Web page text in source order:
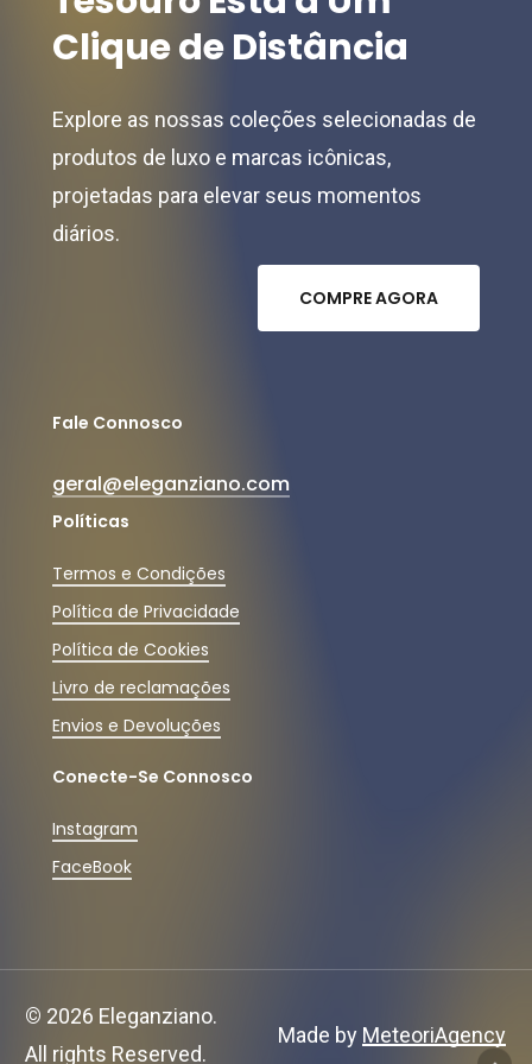
Ver Carrinho Finalizar Compras
CliquedeDistância
Explore as nossas coleções selecionadas de
produtos de luxo e marcas icônicas,
projetadas para elevar seus momentos
diários.
COMPREAGORA
Fale Connosco
geral@eleganziano.com
Políticas
Termos e Condições
Política de Privacidade
Política de Cookies
Livro de reclamações
Envios e Devoluções
Conecte-Se Connosco
Instagram
FaceBook
© 2026 Eleganziano.
All rights Reserved.
Made by MeteoriAgency